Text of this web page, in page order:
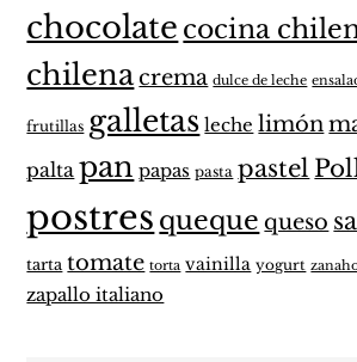
chocolate cocina
chilenacrema dulce de leche
frutillas galletas leche limón
palta pan papas pasta pastel
postres queque queso
tarta tomate torta vainilla yogurt
zapallo italiano